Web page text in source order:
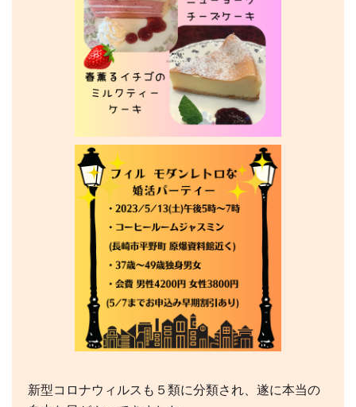
新型コロナウィルスも５類に分類され、遂に本当の